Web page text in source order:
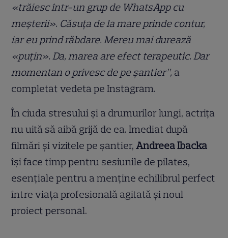
«trăiesc într-un grup de WhatsApp cu
meșterii». Căsuța de la mare prinde contur,
iar eu prind răbdare. Mereu mai durează
«puțin». Da, marea are efect terapeutic. Dar
momentan o privesc de pe șantier”, a
completat vedeta pe Instagram.
În ciuda stresului și a drumurilor lungi, actrița
nu uită să aibă grijă de ea. Imediat după
filmări și vizitele pe șantier,Andreea Ibacka
își face timp pentru sesiunile de pilates,
esențiale pentru a menține echilibrul perfect
între viața profesională agitată și noul
proiect personal.